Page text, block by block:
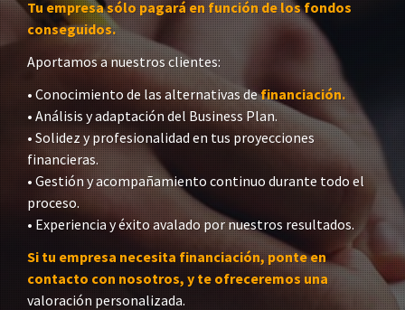
Tu empresa sólo pagará en función de los fondos
conseguidos.
Aportamos a nuestros clientes:
• Conocimiento de las alternativas definanciación.
• Análisis y adaptación del Business Plan.
• Solidez y profesionalidad en tus proyecciones
financieras.
• Gestión y acompañamiento continuo durante todo el
proceso.
• Experiencia y éxito avalado por nuestros resultados.
Si tu empresa necesita financiación, ponte en
contacto con nosotros, y te ofreceremos una
valoración personalizada.